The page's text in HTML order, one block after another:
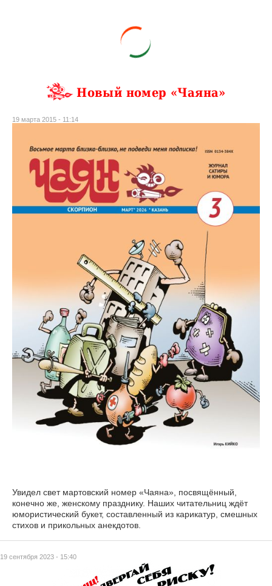
19 сентября 2023 - 15:40
Новый номер «Чаяна»
19 марта 2015 - 11:14
Увидел свет мартовский номер «Чаяна», посвящённый,
конечно же, женскому празднику. Наших читательниц ждёт
юмористический букет, составленный из карикатур, смешных
стихов и прикольных анекдотов.